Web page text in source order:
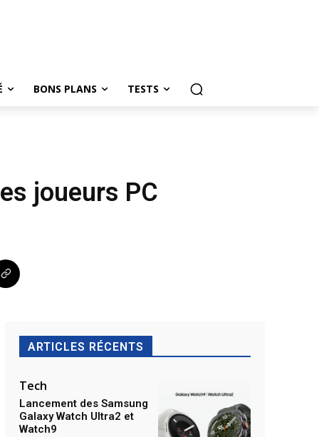
BONS PLANS TESTS
joueurs PC
ARTICLES RÉCENTS
Tech
Lancement des Samsung
Galaxy Watch Ultra2 et
Watch9